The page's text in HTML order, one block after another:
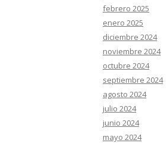
febrero 2025
enero 2025
diciembre 2024
noviembre 2024
octubre 2024
septiembre 2024
agosto 2024
julio 2024
junio 2024
mayo 2024